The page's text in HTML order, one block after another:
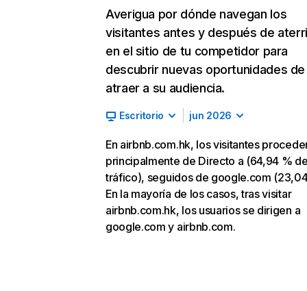
Averigua por dónde navegan los
visitantes antes y después de
en el sitio de tu competidor para
descubrir nuevas oportunidades de
atraer a su audiencia.
Escritorio jun 2026
En airbnb.com.hk, los visitantes
principalmente de Directo a (64,94 %
tráfico), seguidos de google.com
En la mayoría de los casos, tras visitar
airbnb.com.hk, los usuarios se dirigen a
google.com y airbnb.com.